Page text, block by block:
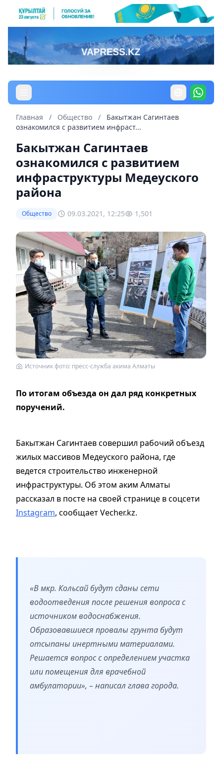
Главная / Общество /
Бакытжан Сагинтаев
ознакомился с развитием инфраст...
Бакытжан Сагинтаев
ознакомился с развитием
инфраструктуры Медеуского
района
Общество 09.03.2021, 12:25 1,501
Источник фото: пресс-служба акима Алматы
По итогам объезда он дал ряд конкретных
поручений.
Бакытжан Сагинтаев совершил рабочий объезд
жилых массивов Медеуского района, где
ведется строительство инженерной
инфраструктуры. Об этом аким Алматы
рассказал в посте на своей странице в соцсети
Instagram, сообщает Vecher.kz.
«В мкр. Кольсай будут сданы сети
водоотведения после решения вопроса с
источником водоснабжения.
Образовавшиеся провалы грунта будут
отсыпаны инертными материалами.
Решается вопрос с определением участка
или помещения для врачебной
амбулатории», – написал глава города.